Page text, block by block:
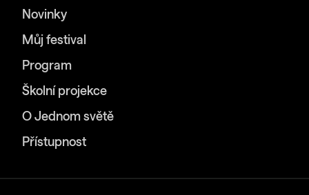
Novinky
Můj festival
Program
Školní projekce
O Jednom světě
Přístupnost